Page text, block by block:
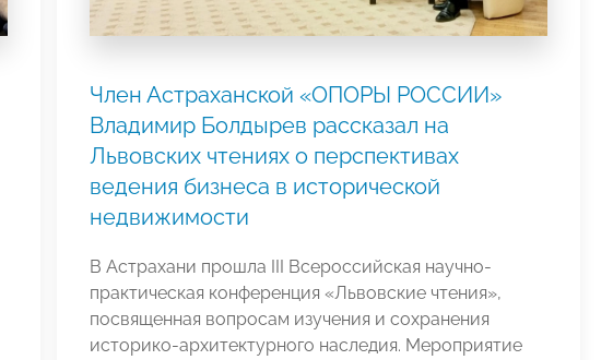
Член Астраханской «ОПОРЫ РОССИИ»
Владимир Болдырев рассказал на
Львовских чтениях о перспективах
ведения бизнеса в исторической
недвижимости
В Астрахани прошла III Всероссийская научно-
практическая конференция «Львовские чтения»,
посвященная вопросам изучения и сохранения
историко-архитектурного наследия. Мероприятие